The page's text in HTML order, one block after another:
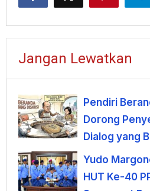
Jangan Lewatkan
Pendiri
Dorong
Dialog yang
Yudo
HUT Ke-40